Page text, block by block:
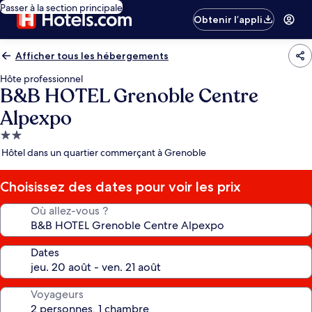
Passer à la section principale
Obtenir l’appli
Afficher tous les hébergements
Hôte professionnel
B&B HOTEL Grenoble Centre
Alpexpo
Hébergement
2.0 étoiles
Hôtel dans un quartier commerçant à Grenoble
Choisissez des dates pour voir les prix
Où allez-vous ?
Dates
Voyageurs